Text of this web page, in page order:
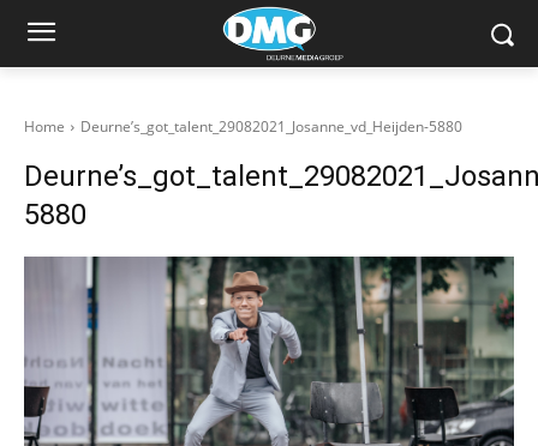
Home Deurne’s_got_talent_29082021_Josanne_vd_Heijden-5880
5880